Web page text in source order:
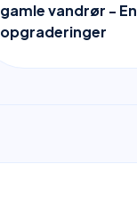
gamle vandrør -
opgraderinger